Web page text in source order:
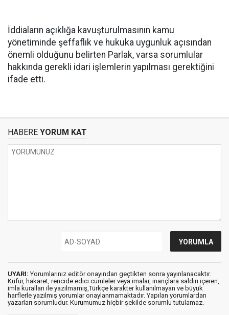
İddiaların açıklığa kavuşturulmasının kamu
yönetiminde şeffaflık ve hukuka uygunluk açısından
önemli olduğunu belirten Parlak, varsa sorumlular
hakkında gerekli idari işlemlerin yapılması gerektiğini
ifade etti.
HABERE YORUM KAT
UYARI: Yorumlarınız editör onayından geçtikten sonra yayınlanacaktır.
Küfür, hakaret, rencide edici cümleler veya imalar, inançlara saldırı içeren,
imla kuralları ile yazılmamış,Türkçe karakter kullanılmayan ve büyük
harflerle yazılmış yorumlar onaylanmamaktadır. Yapılan yorumlardan
yazarları sorumludur. Kurumumuz hiçbir şekilde sorumlu tutulamaz.